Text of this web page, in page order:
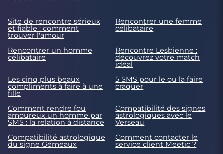
Site de rencontre sérieux
et fiable : comment
trouver l'amour
Rencontrer une femme
célibataire
Rencontrer un homme
célibataire
Rencontre Lesbienne :
découvrez votre match
idéal
Les cinq plus beaux
compliments à faire à une
fille
5 SMS pour le ou la faire
craquer
Comment rendre fou
amoureux un homme par
SMS : la relation à distance
Compatibilité des signes
astrologiques avec le
Verseau
Compatibilité astrologique
du signe Gémeaux
Comment contacter le
service client Meetic ?